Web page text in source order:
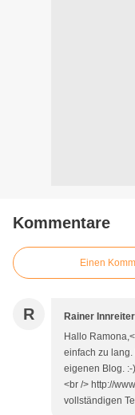
Kommentare
Einen
R Rainer Innreiter
Hallo
einfach zu
eigenen Blog. :-
<br /> http://
vollständigen